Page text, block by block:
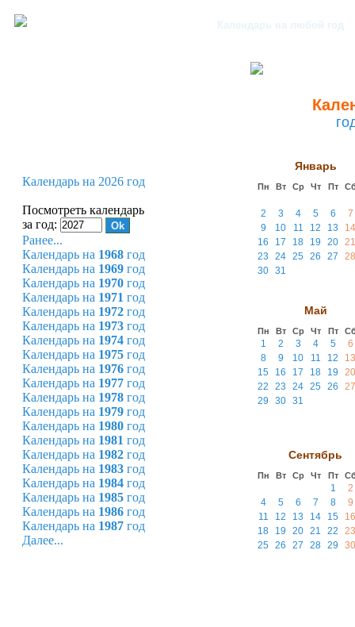
Январь
Пн Вт Ср Чт Пт
2 3 4 5 6
7
9
10 11 12 13
14
16
17 18 19 20 21
23
24 25 26 27
28
30 31
Май
Пн Вт Ср Чт Пт
1 2 3 4 5
6
8
9 10 11 12
13
15
16 17 18 19
20
22
23 24 25 26
27
29
30 31
Сентябрь
Пн Вт Ср Чт Пт
1
2
4
5 6 7 8
9
11
12 13 14 15
16
18
19 20 21 22
23
25
26 27 28 29 30
Календарь на 2026 год
Посмотреть календарь
за год:
Ранее...
Календарь на 1968 год
Календарь на 1969 год
Календарь на 1970 год
Календарь на 1971 год
Календарь на 1972 год
Календарь на 1973 год
Календарь на 1974 год
Календарь на 1975 год
Календарь на 1976 год
Календарь на 1977 год
Календарь на 1978 год
Календарь на 1979 год
Календарь на 1980 год
Календарь на 1981 год
Календарь на 1982 год
Календарь на 1983 год
Календарь на 1984 год
Календарь на 1985 год
Календарь на 1986 год
Календарь на 1987 год
Далее...